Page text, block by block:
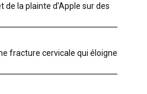
de la plainte d’Apple sur des
fracture cervicale qui éloigne